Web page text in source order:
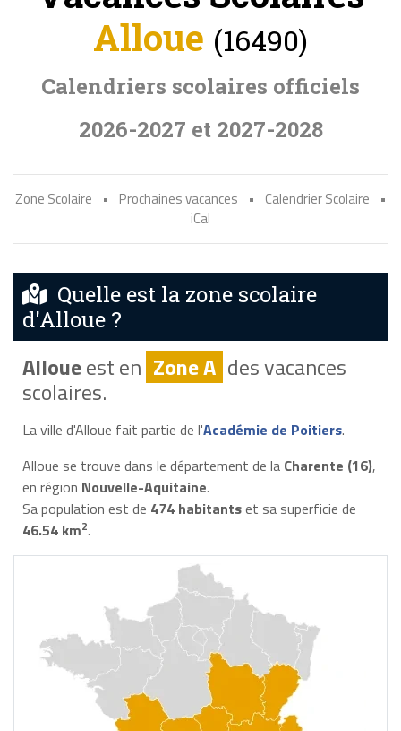
Alloue (16490)
Calendriers scolaires officiels
2026-2027 et 2027-2028
Zone Scolaire • Prochaines vacances • Calendrier Scolaire
•
iCal
Quelle est la zone scolaire
d'Alloue ?
Alloueest en Zone A des vacances
scolaires.
La ville d'Alloue fait partie de l'Académie de Poitiers.
Alloue se trouve dans le département de la Charente (16),
en région Nouvelle-Aquitaine.
Sa population est de 474 habitantset sa superficie de
46.54 km2.